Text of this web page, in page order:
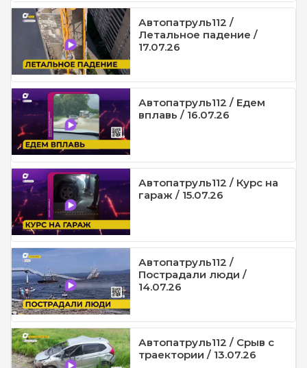
Автопатруль112 /
Летальное падение /
17.07.26
Автопатруль112 / Едем
вплавь / 16.07.26
Автопатруль112 / Курс на
гараж / 15.07.26
Автопатруль112 /
Пострадали люди /
14.07.26
Автопатруль112 / Срыв с
траектории / 13.07.26